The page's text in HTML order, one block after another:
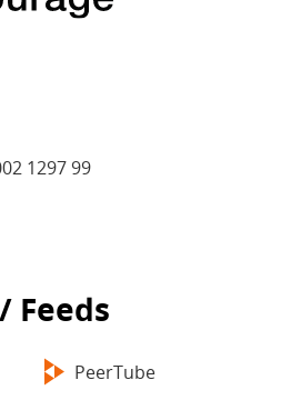
1297 99
Feeds
PeerTube